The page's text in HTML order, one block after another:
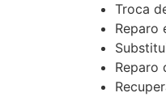
Troca
Reparo
Reparo